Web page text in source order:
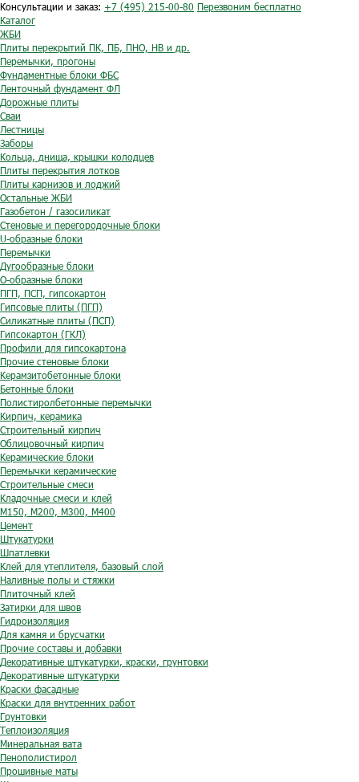
Консультации и заказ: +7 (495) 215-00-80 Перезвоним бесплатно
Каталог
ЖБИ
Плиты перекрытий ПК, ПБ, ПНО, НВ и др.
Перемычки, прогоны
Фундаментные блоки ФБС
Ленточный фундамент ФЛ
Дорожные плиты
Сваи
Лестницы
Заборы
Кольца, днища, крышки колодцев
Плиты перекрытия лотков
Плиты карнизов и лоджий
Остальные ЖБИ
Газобетон / газосиликат
Стеновые и перегородочные блоки
U-образные блоки
Перемычки
Дугообразные блоки
O-образные блоки
ПГП, ПСП, гипсокартон
Гипсовые плиты (ПГП)
Силикатные плиты (ПСП)
Гипсокартон (ГКЛ)
Профили для гипсокартона
Прочие стеновые блоки
Керамзитобетонные блоки
Бетонные блоки
Полистиролбетонные перемычки
Кирпич, керамика
Строительный кирпич
Облицовочный кирпич
Керамические блоки
Перемычки керамические
Строительные смеси
Кладочные смеси и клей
М150, М200, М300, М400
Цемент
Штукатурки
Шпатлевки
Клей для утеплителя, базовый слой
Наливные полы и стяжки
Плиточный клей
Затирки для швов
Гидроизоляция
Для камня и брусчатки
Прочие составы и добавки
Декоративные штукатурки, краски, грунтовки
Декоративные штукатурки
Краски фасадные
Краски для внутренних работ
Грунтовки
Теплоизоляция
Минеральная вата
Пенополистирол
Прошивные маты